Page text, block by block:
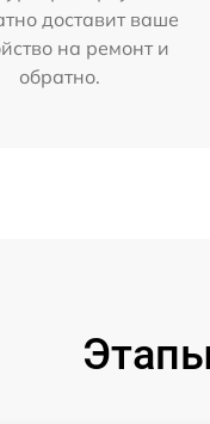
доставит ваше
на ремонт и
обратно.